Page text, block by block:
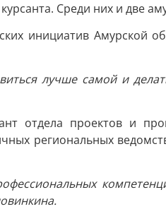
Среди них и две
инициатив Амурской
лучше самой и
отдела проектов и
региональных